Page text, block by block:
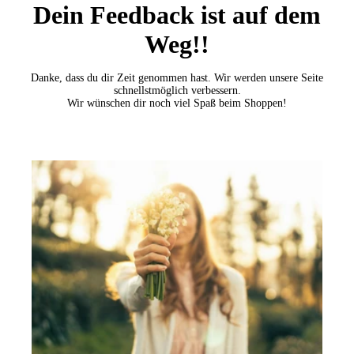
Dein Feedback ist auf dem
Weg!!
Danke, dass du dir Zeit genommen hast. Wir werden unsere Seite
schnellstmöglich verbessern.
Wir wünschen dir noch viel Spaß beim Shoppen!